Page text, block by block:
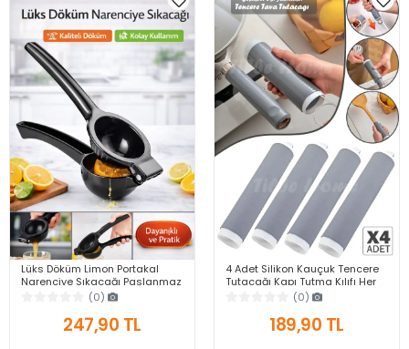
Lüks Döküm Limon Portakal
Narenciye Sıkacağı Paslanmaz
Siyah Dayanıklı Çok Pratik
(0)
247,90 TL
4 Adet Silikon Kauçuk Tencere
Tutacağı Kapı Tutma Kılıfı Her
Sapa Uyumlu Isıya Dayanıklı
(0)
189,90 TL